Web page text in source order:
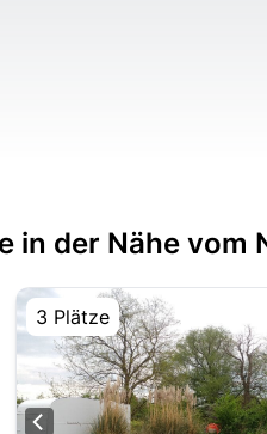
in der Nähe vom
3 Plätze